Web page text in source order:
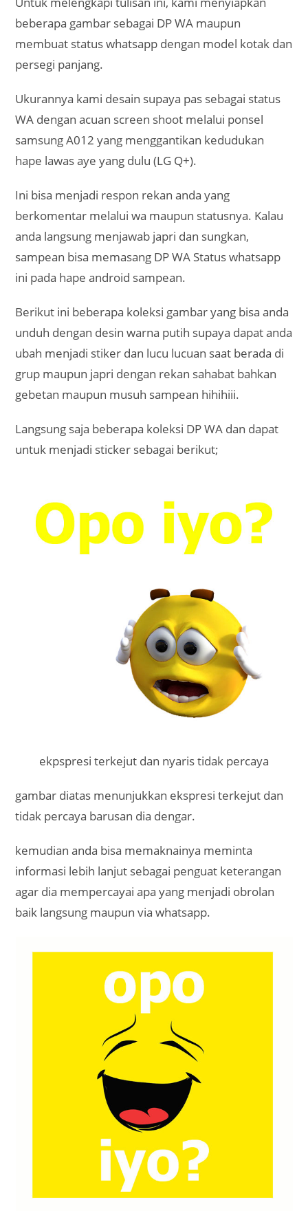
beberapa gambar sebagai DP WA maupun
membuat status whatsapp dengan model kotak dan
persegi panjang.
Ukurannya kami desain supaya pas sebagai status
WA dengan acuan screen shoot melalui ponsel
samsung A012 yang menggantikan kedudukan
hape lawas aye yang dulu (LG Q+).
Ini bisa menjadi respon rekan anda yang
berkomentar melalui wa maupun statusnya. Kalau
anda langsung menjawab japri dan sungkan,
sampean bisa memasang DP WA Status whatsapp
ini pada hape android sampean.
Berikut ini beberapa koleksi gambar yang bisa anda
unduh dengan desin warna putih supaya dapat anda
ubah menjadi stiker dan lucu lucuan saat berada di
grup maupun japri dengan rekan sahabat bahkan
gebetan maupun musuh sampean hihihiii.
Langsung saja beberapa koleksi DP WA dan dapat
untuk menjadi sticker sebagai berikut;
ekpspresi terkejut dan nyaris tidak percaya
gambar diatas menunjukkan ekspresi terkejut dan
tidak percaya barusan dia dengar.
kemudian anda bisa memaknainya meminta
informasi lebih lanjut sebagai penguat keterangan
agar dia mempercayai apa yang menjadi obrolan
baik langsung maupun via whatsapp.